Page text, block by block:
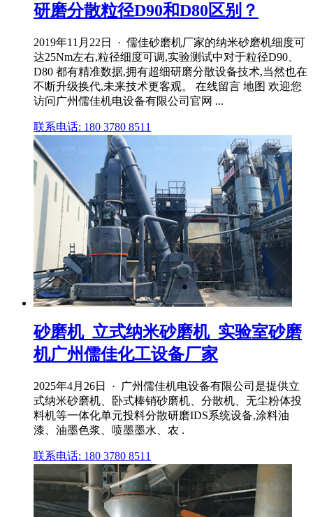
研磨分散粒径D90和D80区别？
2019年11月22日 · 儒佳砂磨机厂家的纳米砂磨机细度可
达25Nm左右,粒径细度可调,实验测试中对于粒径D90、
D80 都有精准数据,拥有超细研磨分散设备技术,当然也在
不断升级换代,未来技术更客观。 在线留言 地图 欢迎您
访问广州儒佳机电设备有限公司官网 ...
联系电话: 180 3780 8511
砂磨机_立式纳米砂磨机_实验室砂磨
机广州儒佳化工设备厂家
2025年4月26日 · 广州儒佳机电设备有限公司是提供立
式纳米砂磨机、卧式棒销砂磨机、分散机、无尘粉体投
料机等一体化单元投料分散研磨IDS系统设备,涂料油
漆、油墨色浆、喷墨墨水、农 .
联系电话: 180 3780 8511